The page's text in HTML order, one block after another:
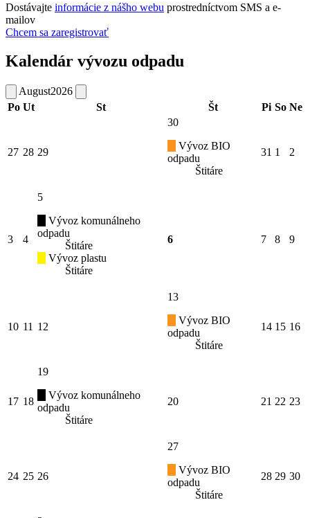
Dostávajte informácie z nášho webu prostredníctvom SMS a e-
mailov
Chcem sa zaregistrovať
Kalendár vývozu odpadu
August2026
Po Ut St Št Pi So Ne
27 28 29
30
Vývoz BIO
odpadu
Štitáre
31 1 2
3 4
5
Vývoz komunálneho
odpadu
Štitáre
Vývoz plastu
Štitáre
6 7 8 9
10 11 12
13
Vývoz BIO
odpadu
Štitáre
14 15 16
17 18
19
Vývoz komunálneho
odpadu
Štitáre
20 21 22 23
24 25 26
27
Vývoz BIO
odpadu
Štitáre
28 29 30